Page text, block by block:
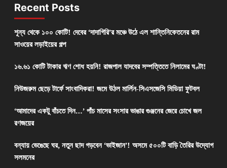
Recent Posts
শূন্য থেকে ১০০ কোটি! দেবের ‘দাদাগিরি’র মঞ্চে উঠে এল শান্তিনিকেতনের রাম
সাওয়ের লড়াইয়ের গল্প
১৬.৬১ কোটি টাকার ঋণ শোধ হয়নি! রাজপাল যাদবের সম্পত্তিতে নিলামের ঘণ্টা!
নিউজরুম ছেড়ে টার্ফে সাংবাদিকরা! জমে উঠল মার্লিন-সিএসজেসি মিডিয়া ফুটবল
‘আমাদের একটু বাঁচতে দিন…’ পাঁচ মাসের সংসার ভাঙার গুঞ্জনের জেরে চোখে জল
রণজয়ের
বন্যায় ভেঙেছে ঘর, নতুন ছাদ গড়বেন ‘ভাইজান’! অসমে ৫০০টি বাড়ি তৈরির উদ্যোগ
সলমনের